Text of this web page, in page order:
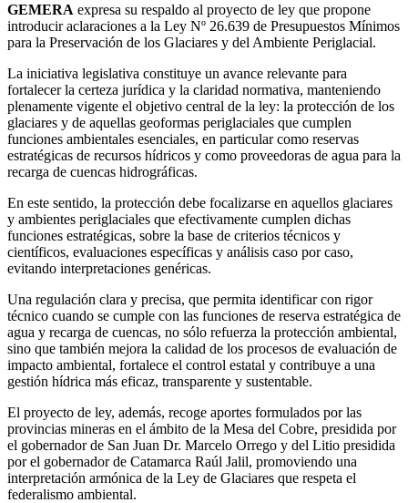
GEMERA expresa su respaldo al proyecto de ley que propone
introducir aclaraciones a la Ley Nº 26.639 de Presupuestos Mínimos
para la Preservación de los Glaciares y del Ambiente Periglacial.
La iniciativa legislativa constituye un avance relevante para
fortalecer la certeza jurídica y la claridad normativa, manteniendo
plenamente vigente el objetivo central de la ley: la protección de los
glaciares y de aquellas geoformas periglaciales que cumplen
funciones ambientales esenciales, en particular como reservas
estratégicas de recursos hídricos y como proveedoras de agua para la
recarga de cuencas hidrográficas.
En este sentido, la protección debe focalizarse en aquellos glaciares
y ambientes periglaciales que efectivamente cumplen dichas
funciones estratégicas, sobre la base de criterios técnicos y
científicos, evaluaciones específicas y análisis caso por caso,
evitando interpretaciones genéricas.
Una regulación clara y precisa, que permita identificar con rigor
técnico cuando se cumple con las funciones de reserva estratégica de
agua y recarga de cuencas, no sólo refuerza la protección ambiental,
sino que también mejora la calidad de los procesos de evaluación de
impacto ambiental, fortalece el control estatal y contribuye a una
gestión hídrica más eficaz, transparente y sustentable.
El proyecto de ley, además, recoge aportes formulados por las
provincias mineras en el ámbito de la Mesa del Cobre, presidida por
el gobernador de San Juan Dr. Marcelo Orrego y del Litio presidida
por el gobernador de Catamarca Raúl Jalil, promoviendo una
interpretación armónica de la Ley de Glaciares que respeta el
federalismo ambiental.